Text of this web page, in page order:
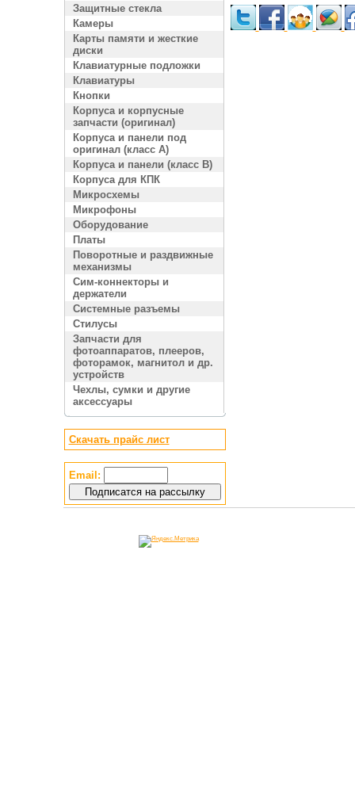
Защитные стекла
Камеры
Карты памяти и жесткие
диски
Клавиатурные подложки
Клавиатуры
Кнопки
Корпуса и корпусные
запчасти (оригинал)
Корпуса и панели под
оригинал (класс A)
Корпуса и панели (класс B)
Корпуса для КПК
Микросхемы
Микрофоны
Оборудование
Платы
Поворотные и раздвижные
механизмы
Сим-коннекторы и
держатели
Системные разъемы
Стилусы
Запчасти для
фотоаппаратов, плееров,
фоторамок, магнитол и др.
устройств
Чехлы, сумки и другие
аксессуары
Скачать прайс лист
Email: